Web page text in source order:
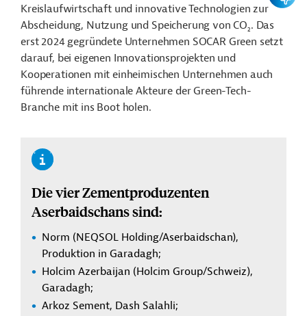
Kreislaufwirtschaft und innovative Technologien zur
Abscheidung, Nutzung und Speicherung von CO2. Das
erst 2024 gegründete Unternehmen SOCAR Green setzt
darauf, bei eigenen Innovationsprojekten und
Kooperationen mit einheimischen Unternehmen auch
führende internationale Akteure der Green-Tech-
Branche mit ins Boot holen.
Die vier Zementproduzenten
Aserbaidschans sind:
Norm (NEQSOL Holding/Aserbaidschan),
Produktion in Garadagh;
Holcim Azerbaijan (Holcim Group/Schweiz),
Garadagh;
Arkoz Sement, Dash Salahli;